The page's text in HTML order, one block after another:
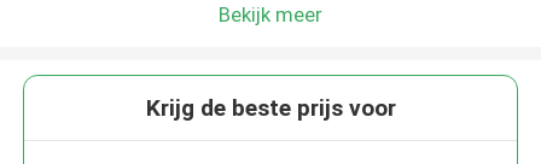
Bekijk meer
Krijg de beste prijs voor